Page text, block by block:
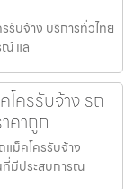
รับจ้าง บริการทั่วไทย
ณ์ แล
ครรับจ้าง รถ
คาถูก
แม็คโครรับจ้าง
ที่มีประสบการณ